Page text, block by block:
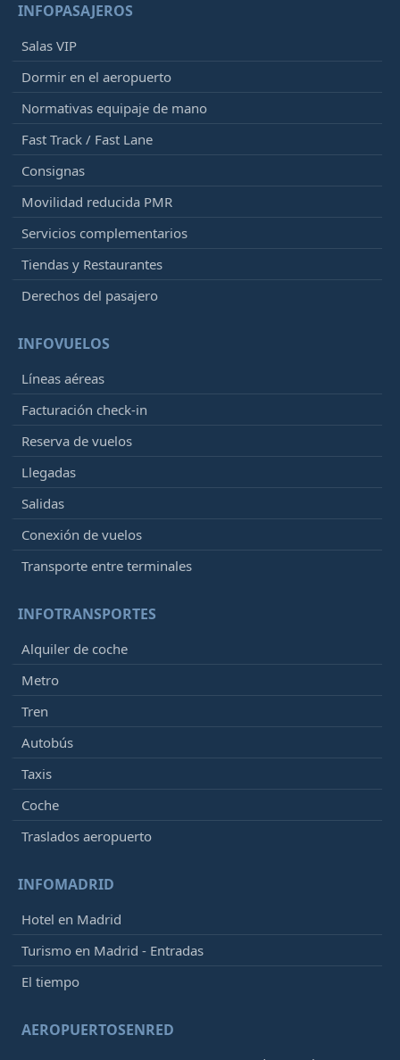
INFOPASAJEROS
Salas VIP
Dormir en el aeropuerto
Normativas equipaje de mano
Fast Track / Fast Lane
Consignas
Movilidad reducida PMR
Servicios complementarios
Tiendas y Restaurantes
Derechos del pasajero
INFOVUELOS
Líneas aéreas
Facturación check-in
Reserva de vuelos
Llegadas
Salidas
Conexión de vuelos
Transporte entre terminales
INFOTRANSPORTES
Alquiler de coche
Metro
Tren
Autobús
Taxis
Coche
Traslados aeropuerto
INFOMADRID
Hotel en Madrid
Turismo en Madrid - Entradas
El tiempo
AEROPUERTOSENRED